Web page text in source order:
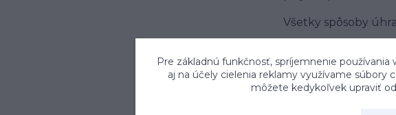
Všetky spôsoby
4.3 Daňový doklad
5. DODACIE
Pre základnú funkčnosť, spríjemnenie
aj na účely cielenia reklamy využívame súbory
môžete kedykoľvek upraviť